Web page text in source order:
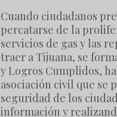
Cuando ciudadanos
percatarse de la
servicios de gas y las
traer a Tijuana, se
y Logros Cumplidos,
asociación civil que se
seguridad de los
información y